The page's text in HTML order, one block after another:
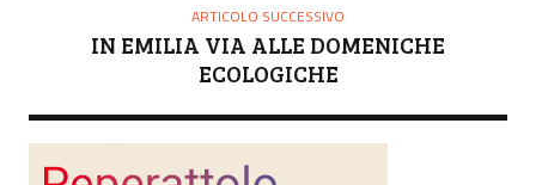
ARTICOLO SUCCESSIVO
IN EMILIA VIA ALLE DOMENICHE
ECOLOGICHE